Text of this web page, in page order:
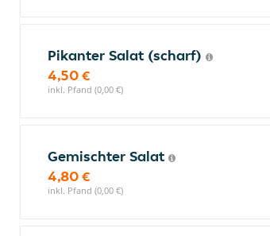
Pikanter Salat (scharf)
4,50 €
inkl. Pfand (0,00 €)
Gemischter Salat
4,80 €
inkl. Pfand (0,00 €)